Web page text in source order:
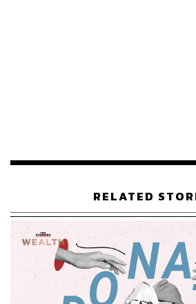
นอกจากภาคธุรกิจจะเติบโตแล้ว กระแ
‘ค่าใช้จ่าย’ ไม่ว่าจะเป็นการออกกำลัง
มีคุณภาพ การตรวจสุขภาพประจำปี ห
ล้วนเป็นส่วนหนึ่งของการลงทุนเพื่อชีวิต
เหตุผลเบื้องหลังกระแส Wellness
RELATED